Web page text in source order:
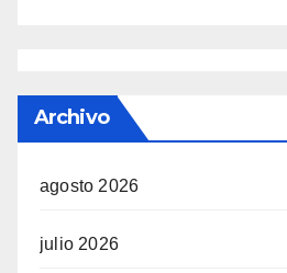
Archivo
agosto 2026
julio 2026